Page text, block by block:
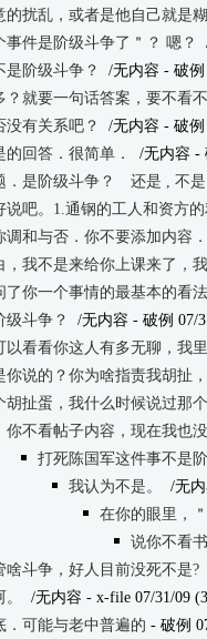
扰乱，或者是他自己就是
件是阶级斗争了＂？ 嗯？
阶级斗争？
/无内容 - 破例
就要一句话答案，要不看
没有关系吧？
/无内容 - 破例
回答．很简单．
/无内容 -
．是阶级斗争？ 还是 , 不
说吧。1.通钢的工人和资方
调和与否．你不要添加内容．
，我不是来给你上课来了，
了你一个事情的最基本的看
级斗争？
/无内容 - 破例 07/
以看看你这人有多无聊，我
你说的？你为啥指责我胡扯
胡扯蛋，我什么时候说过那
你不看帖子内容，现在我也没
打死陈国军这件事不是阶级
我认为不是。
/无
在你的眼里，＂工人
说你不看书你就
斗争，好人目前没死不是?
/无内容 - x-file 07/31/09
．可能与老中普遍的 - 破例